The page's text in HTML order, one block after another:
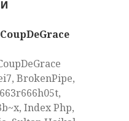
BrokenPipe,
Index Php,